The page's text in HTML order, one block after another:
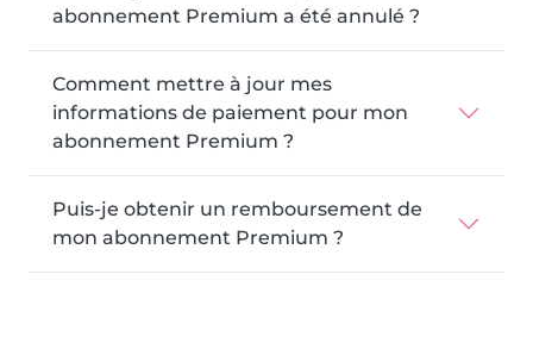
abonnement Premium a été annulé ?
Comment mettre à jour mes
informations de paiement pour mon
abonnement Premium ?
Puis-je obtenir un remboursement de
mon abonnement Premium ?